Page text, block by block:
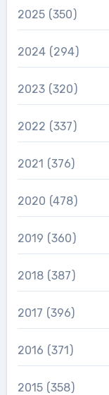
2025 (350)
2024 (294)
2023 (320)
2022 (337)
2021 (376)
2020 (478)
2019 (360)
2018 (387)
2017 (396)
2016 (371)
2015 (358)